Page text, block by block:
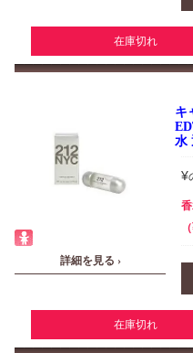
在庫切れ
詳細を見る ›
キ
水
¥
在庫切れ